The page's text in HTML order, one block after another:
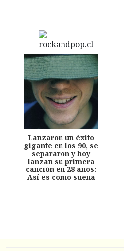
Lanzaron un éxito
gigante en los 90, se
separaron y hoy
lanzan su primera
canción en 28 años:
Así es como suena